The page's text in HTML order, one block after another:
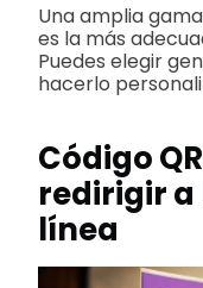
Una amplia
es la más
Puedes elegir
hacerlo
Código
redirigir
línea